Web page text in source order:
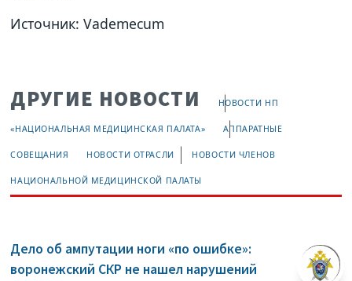
Источник: Vademecum
ДРУГИЕ НОВОСТИ НОВОСТИ НП
«НАЦИОНАЛЬНАЯ МЕДИЦИНСКАЯ ПАЛАТА» АППАРАТНЫЕ
СОВЕЩАНИЯ НОВОСТИ ОТРАСЛИ НОВОСТИ ЧЛЕНОВ
НАЦИОНАЛЬНОЙ МЕДИЦИНСКОЙ ПАЛАТЫ
Дело об ампутации ноги «по ошибке»:
воронежский СКР не нашел нарушений